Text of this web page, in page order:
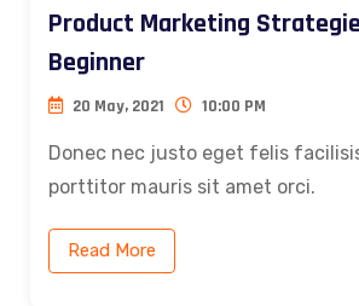
Product Marketing
Beginner
20 May, 2021 10:00 PM
Donec nec justo eget felis
porttitor mauris sit amet orci.
Read More